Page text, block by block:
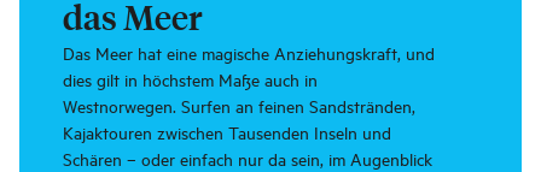
das Meer
Das Meer hat eine magische Anziehungskraft, und
dies gilt in höchstem Maße auch in
Westnorwegen. Surfen an feinen Sandstränden,
Kajaktouren zwischen Tausenden Inseln und
Schären – oder einfach nur da sein, im Augenblick